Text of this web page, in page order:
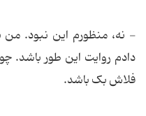
- نه، منظورم این نبود. من
دادم روایت این طور باشد.
فلاش بک باشد.